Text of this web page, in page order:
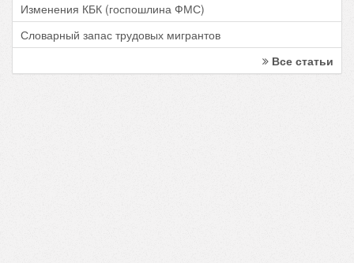
Изменения КБК (госпошлина ФМС)
Словарный запас трудовых мигрантов
Все статьи